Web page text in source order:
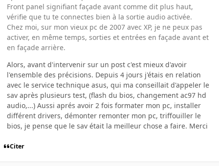
Front panel signifiant façade avant comme dit plus haut,
vérifie que tu te connectes bien à la sortie audio activée.
Chez moi, sur mon vieux pc de 2007 avec XP, je ne peux pas
activer, en même temps, sorties et entrées en façade avant et
en façade arrière.
Alors, avant d'intervenir sur un post c'est mieux d'avoir
l'ensemble des précisions. Depuis 4 jours j'étais en relation
avec le service technique asus, qui ma conseillait d'appeler le
sav après plusieurs test, (flash du bios, changement ac97 hd
audio,...) Aussi aprés avoir 2 fois formater mon pc, installer
différent drivers, démonter remonter mon pc, triffouiller le
bios, je pense que le sav était la meilleur chose a faire. Merci
Citer